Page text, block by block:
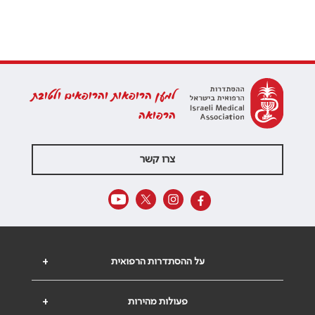
למען הרופאות והרופאים ולטובת
הרפואה
צרו קשר
+ על ההסתדרות הרפואית
+ פעולות מהירות